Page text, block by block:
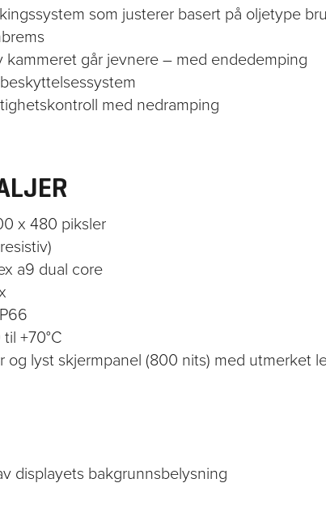
som justerer basert på oljetype
går jevnere – med endedemping
med nedramping
x 480 piksler
a9 dual core
+70°C
og lyst skjermpanel (800 nits) med utmerket
displayets bakgrunnsbelysning